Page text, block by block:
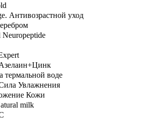
Антивозрастной уход
термальной воде
Увлажнения
Кожи
milk